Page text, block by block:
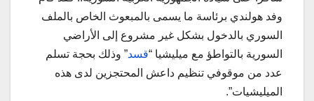
وفد هولندي برئاسة ما يسمى بالمبعوث الخاص بالملف
السوري بالدخول بشكل غير مشروع إلى الأراضي
السورية بالتواطؤ مع ميليشيا “قسد” وذلك بحجة تسلم
عدد من موقوفي تنظيم داعش المحتجزين لدى هذه
الميليشيات”.